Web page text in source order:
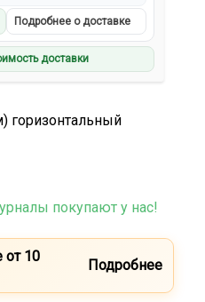
Подробнее о доставке
доставки
горизонтальный
покупают у нас!
от 10
Подробнее